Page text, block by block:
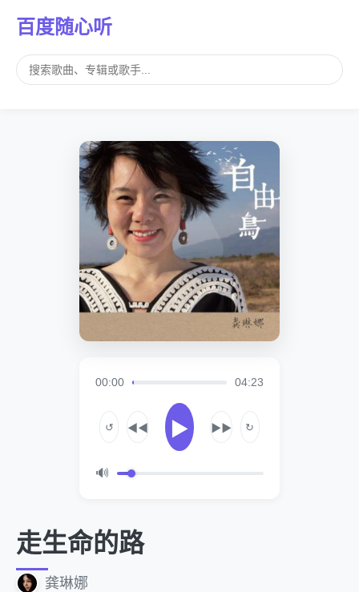
百度随心听
00:00 04:23
↺ ◀◀ ▶ ▶▶ ↻
🔊
走生命的路
龚琳娜